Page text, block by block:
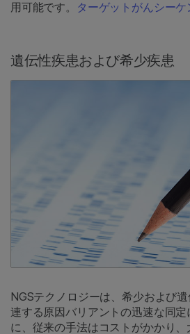
用可能です。
ターゲットがんシー
遺伝性疾患および希少疾患
NGSテクノロジーは、希少および
連する原因バリアントの迅速な同
に、従来の手法はコストがかかり